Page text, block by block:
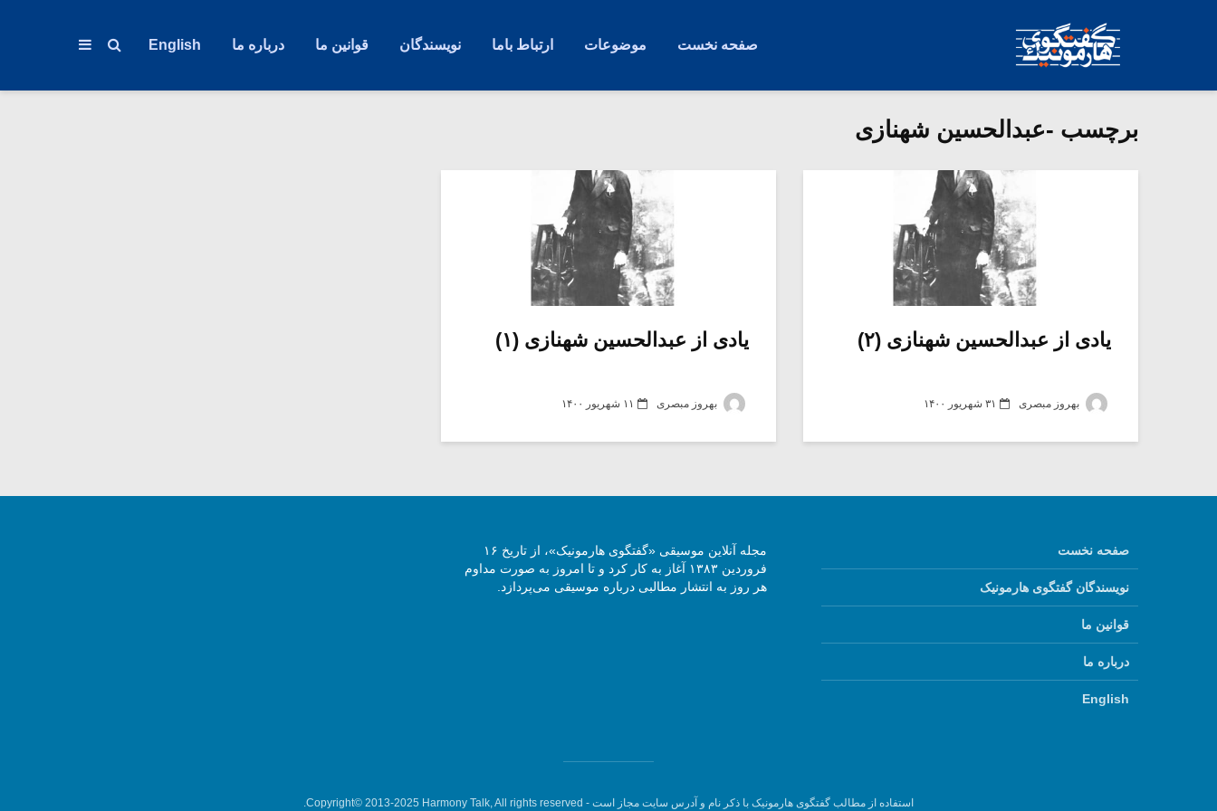
صفحه نخست موضوعات ارتباط باما نویسندگان قوانین ما درباره ما English
برچسب -عبدالحسین شهنازی
یادی از عبدالحسین شهنازی (۲)
بهروز مبصری ۳۱ شهریور ۱۴۰۰
یادی از عبدالحسین شهنازی (۱)
بهروز مبصری ۱۱ شهریور ۱۴۰۰
صفحه نخست
نویسندگان گفتگوی هارمونیک
قوانین ما
درباره ما
English
مجله آنلاین موسیقی «گفتگوی هارمونیک»، از تاریخ ۱۶
فروردین ۱۳۸۳ آغاز به کار کرد و تا امروز به صورت مداوم
هر روز به انتشار مطالبی درباره موسیقی می‌پردازد.
استفاده از مطالب گفتگوی هارمونیک با ذکر نام و آدرس سایت مجاز است - Copyright© 2013-2025 Harmony Talk, All rights reserved.